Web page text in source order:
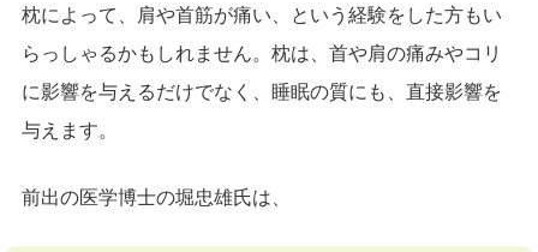
枕によって、肩や首筋が痛い、という経験をした方もい
らっしゃるかもしれません。枕は、首や肩の痛みやコリ
に影響を与えるだけでなく、睡眠の質にも、直接影響を
与えます。
前出の医学博士の堀忠雄氏は、